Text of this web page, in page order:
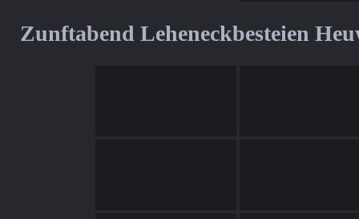
Zunftabend Leheneckbesteien